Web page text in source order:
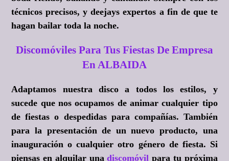
técnicos precisos, y deejays expertos a fin de que te
hagan bailar toda la noche.
Discomóviles Para Tus Fiestas De Empresa
En ALBAIDA
Adaptamos nuestra disco a todos los estilos, y
sucede que nos ocupamos de animar cualquier tipo
de fiestas o despedidas para compañías. También
para la presentación de un nuevo producto, una
inauguración o cualquier otro género de fiesta. Si
piensas en alquilar unadiscomóvil para tu próxima